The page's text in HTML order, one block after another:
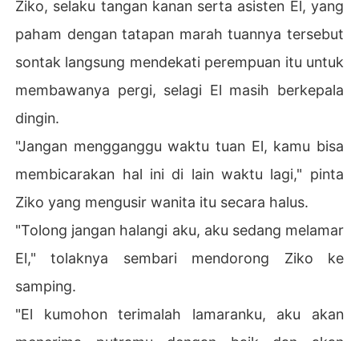
Ziko, selaku tangan kanan serta asisten El, yang
paham dengan tatapan marah tuannya tersebut
sontak langsung mendekati perempuan itu untuk
membawanya pergi, selagi El masih berkepala
dingin.
"Jangan mengganggu waktu tuan El, kamu bisa
membicarakan hal ini di lain waktu lagi," pinta
Ziko yang mengusir wanita itu secara halus.
"Tolong jangan halangi aku, aku sedang melamar
El," tolaknya sembari mendorong Ziko ke
samping.
"El kumohon terimalah lamaranku, aku akan